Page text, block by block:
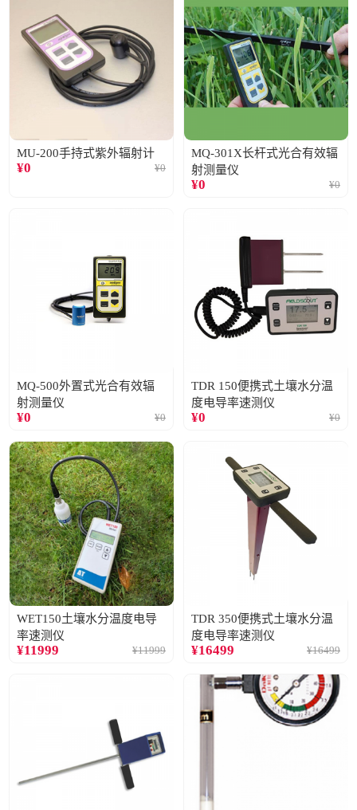
MU-200手持式紫外辐射计
¥0 ¥0
MQ-301X长杆式光合有效辐
射测量仪
¥0 ¥0
MQ-500外置式光合有效辐
射测量仪
¥0 ¥0
TDR 150便携式土壤水分温
度电导率速测仪
¥0 ¥0
WET150土壤水分温度电导
率速测仪
¥11999 ¥11999
TDR 350便携式土壤水分温
度电导率速测仪
¥16499 ¥16499